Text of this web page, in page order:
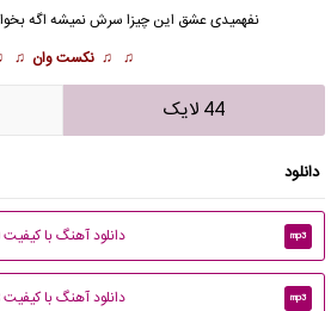
نفهمیدی عشق این چیزا سرش نمیشه اگه
♫ ♫ نکست وان ♫
44 لایک
دانلود
mp3 دانلود آهنگ با کیفیت 320
mp3 دانلود آهنگ با کیفیت 128